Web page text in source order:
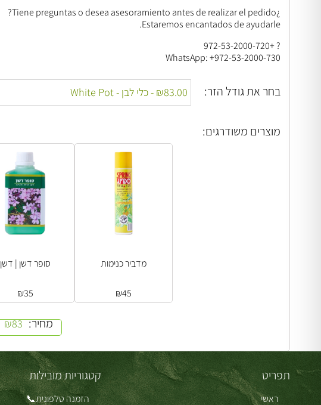
¿Tiene preguntas o desea asesoramiento antes de realizar el pedido?
Estaremos encantados de ayudarle.
? +972-53-2000-720
WhatsApp: +972-53-2000-730
בחר את גודל הזר:
מחיר: ₪83
מוצרים משודרגים:
סופר דשן | דשן
₪35
מדביר כנימות
₪45
תפריט
ראשי
קטגוריות מובילות
הזמנה טלפונית📞